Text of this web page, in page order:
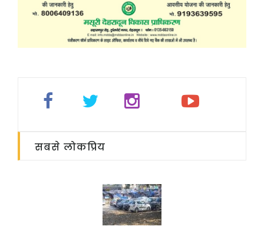
सबसे लोकप्रिय